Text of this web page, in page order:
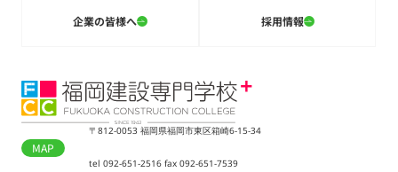
企業の皆様へ 採用情報
〒812-0053 福岡県福岡市東区箱崎6-15-34
MAP
tel 092-651-2516 fax 092-651-7539